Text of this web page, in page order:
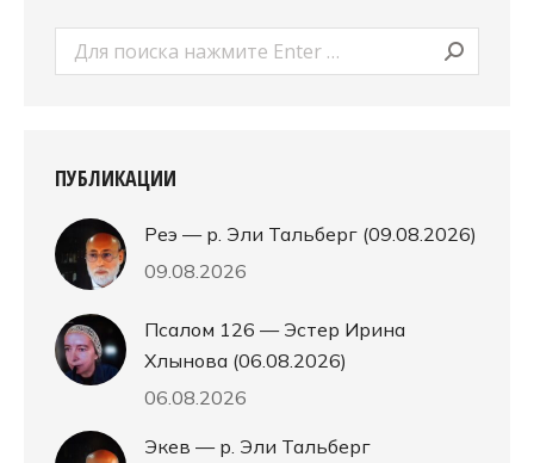
Поиск:
ПУБЛИКАЦИИ
Реэ — р. Эли Тальберг (09.08.2026)
09.08.2026
Псалом 126 — Эстер Ирина
Хлынова (06.08.2026)
06.08.2026
Экев — р. Эли Тальберг